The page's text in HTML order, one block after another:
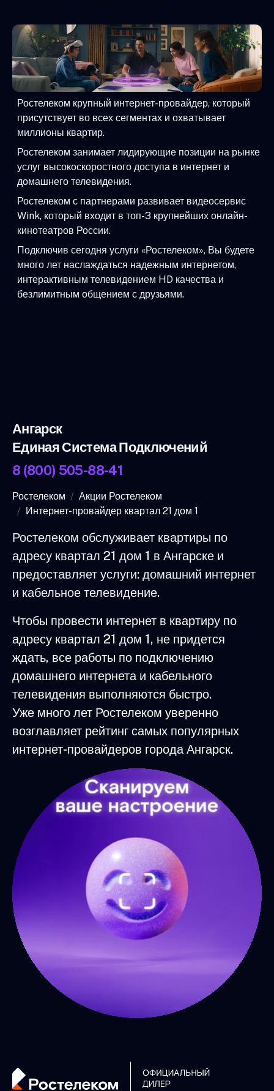
Ростелеком крупный интернет-провайдер, который
присутствует во всех сегментах и охватывает
миллионы квартир.
Ростелеком занимает лидирующие позиции на рынке
услуг высокоскоростного доступа в интернет и
домашнего телевидения.
Ростелеком с партнерами развивает видеосервис
Wink, который входит в топ-3 крупнейших онлайн-
кинотеатров России.
Подключив сегодня услуги «Ростелеком», Вы будете
много лет наслаждаться надежным интернетом,
интерактивным телевидением HD качества и
безлимитным общением с друзьями.
Ангарск
Единая Система Подключений
8 (800) 505-88-41
Ростелеком
Акции Ростелеком
Интернет-провайдер квартал 21 дом 1
Ростелеком обслуживает квартиры по
адресу квартал 21 дом 1 в Ангарске и
предоставляет услуги: домашний интернет
и кабельное телевидение.
Чтобы провести интернет в квартиру по
адресу квартал 21 дом 1, не придется
ждать, все работы по подключению
домашнего интернета и кабельного
телевидения выполняются быстро.
Уже много лет Ростелеком уверенно
возглавляет рейтинг самых популярных
интернет-провайдеров города Ангарск.